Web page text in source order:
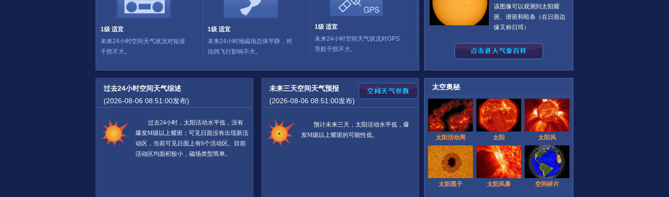
1级 适宜
未来24小时空间天气状况对短波
干扰不大。
1级 适宜
未来24小时地磁场总体平静，对
信鸽飞行影响不大。
1级 适宜
未来24小时空间天气状况对GPS
导航干扰不大。
过去24小时空间天气综述
(2026-08-06 08:51:00发布)
过去24小时，太阳活动水平低，没有
爆发M级以上耀斑；可见日面没有出现新活
动区，当前可见日面上有6个活动区。目前
活动区均面积较小，磁场类型简单。
未来三天空间天气预报
(2026-08-06 08:51:00发布)
预计未来三天，太阳活动水平低，爆
发M级以上耀斑的可能性低。
该图像可以观测到太阳耀
斑、谱斑和暗条（在日面边
缘又称日珥）
太空奥秘
太阳活动周 太阳 太阳风
太阳黑子 太阳风暴 空间碎片